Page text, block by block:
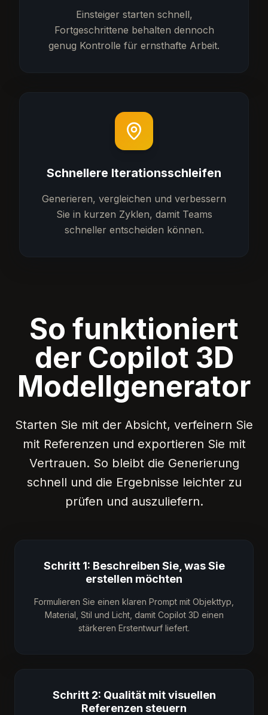
Einsteiger starten schnell,
Fortgeschrittene behalten dennoch
genug Kontrolle für ernsthafte Arbeit.
Schnellere Iterationsschleifen
Generieren, vergleichen und verbessern
Sie in kurzen Zyklen, damit Teams
schneller entscheiden können.
So funktioniert
der Copilot 3D
Modellgenerator
Starten Sie mit der Absicht, verfeinern Sie
mit Referenzen und exportieren Sie mit
Vertrauen. So bleibt die Generierung
schnell und die Ergebnisse leichter zu
prüfen und auszuliefern.
Schritt 1: Beschreiben Sie, was Sie
erstellen möchten
Formulieren Sie einen klaren Prompt mit Objekttyp,
Material, Stil und Licht, damit Copilot 3D einen
stärkeren Erstentwurf liefert.
Schritt 2: Qualität mit visuellen
Referenzen steuern